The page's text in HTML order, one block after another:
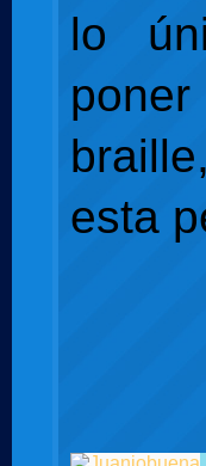
lo
esta